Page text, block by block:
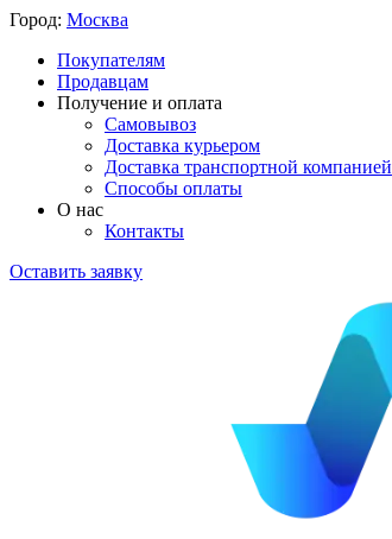
Город: Москва
Покупателям
Продавцам
Получение и оплата
Самовывоз
Доставка курьером
Доставка транспортной компанией
Способы оплаты
О нас
Контакты
Оставить заявку